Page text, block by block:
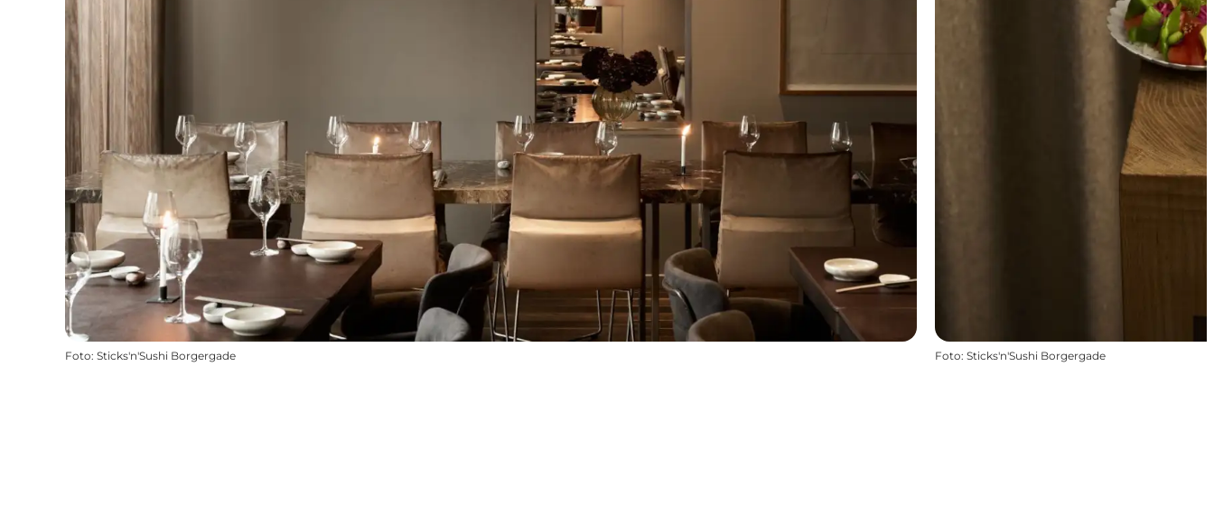
Foto: Sticks'n'Sushi Borgergade Foto: Sticks'n'Sushi Borgergade